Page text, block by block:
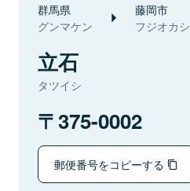
群馬県
グンマケン
藤岡市
フジオカシ
立石
タツイシ
375-0002
郵便番号をコピーする